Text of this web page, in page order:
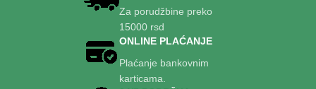
dugotrajan mirisni doživljaj.Za porudžbine preko
15000 rsd
ONLINE PLAĆANJE
Plaćanje bankovnim
karticama.